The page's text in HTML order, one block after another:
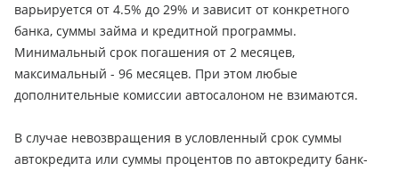
варьируется от 4.5% до 29% и зависит от конкретного
банка, суммы займа и кредитной программы.
Минимальный срок погашения от 2 месяцев,
максимальный - 96 месяцев. При этом любые
дополнительные комиссии автосалоном не взимаются.
В случае невозвращения в условленный срок суммы
автокредита или суммы процентов по автокредиту банк-